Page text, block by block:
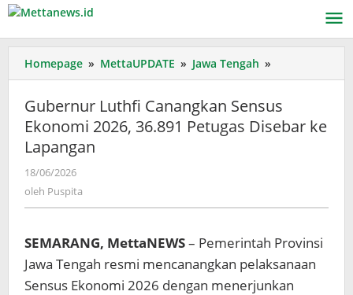
Lewati
konten
Homepage » MettaUPDATE » Jawa Tengah »
Luthfi
Sensus
Ekonomi
ke
Gubernur Luthfi Canangkan Sensus
Ekonomi 2026, 36.891 Petugas Disebar ke
Lapangan
18/06/2026
oleh Puspita
SEMARANG, MettaNEWS– Pemerintah Provinsi
Jawa Tengah resmi mencanangkan pelaksanaan
Sensus Ekonomi 2026 dengan menerjunkan